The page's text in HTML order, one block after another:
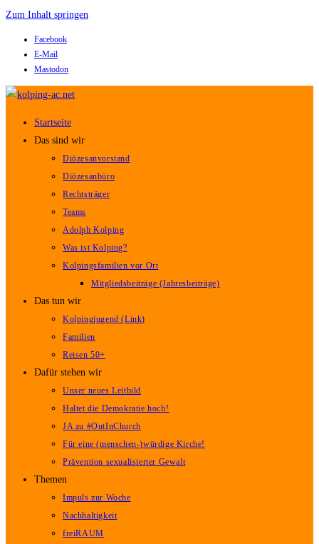
Zum Inhalt springen
Facebook
E-Mail
Mastodon
Startseite
Das sind wir
Diözesanvorstand
Diözesanbüro
Rechtsträger
Teams
Adolph Kolping
Was ist Kolping?
Kolpingsfamilien vor Ort
Mitgliedsbeiträge (Jahresbeiträge)
Das tun wir
Kolpingjugend (Link)
Familien
Reisen 50+
Dafür stehen wir
Unser neues Leitbild
Haltet die Demokratie hoch!
JA zu #OutInChurch
Für eine (menschen-)würdige Kirche!
Prävention sexualisierter Gewalt
Themen
Impuls zur Woche
Nachhaltigkeit
freiRAUM